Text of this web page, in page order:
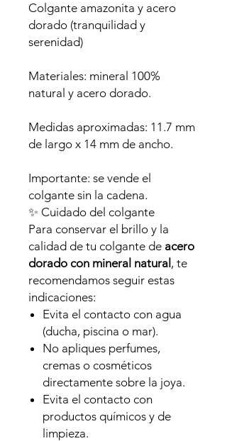
Colgante amazonita y acero
dorado (tranquilidad y
serenidad)
Materiales: mineral 100%
natural y acero dorado.
Medidas aproximadas: 11.7 mm
de largo x 14 mm de ancho.
Importante: se vende el
colgante sin la cadena.
✨ Cuidado del colgante
Para conservar el brillo y la
calidad de tu colgante de acero
dorado con mineral natural , te
recomendamos seguir estas
indicaciones:
Evita el contacto con agua
(ducha, piscina o mar).
No apliques perfumes,
cremas o cosméticos
directamente sobre la joya.
Evita el contacto con
productos químicos y de
limpieza.